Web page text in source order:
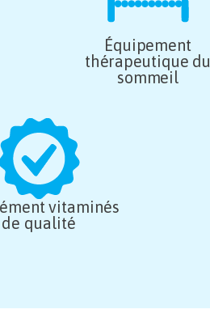
Équipement
thérapeutique du
sommeil
vitaminés
de qualité